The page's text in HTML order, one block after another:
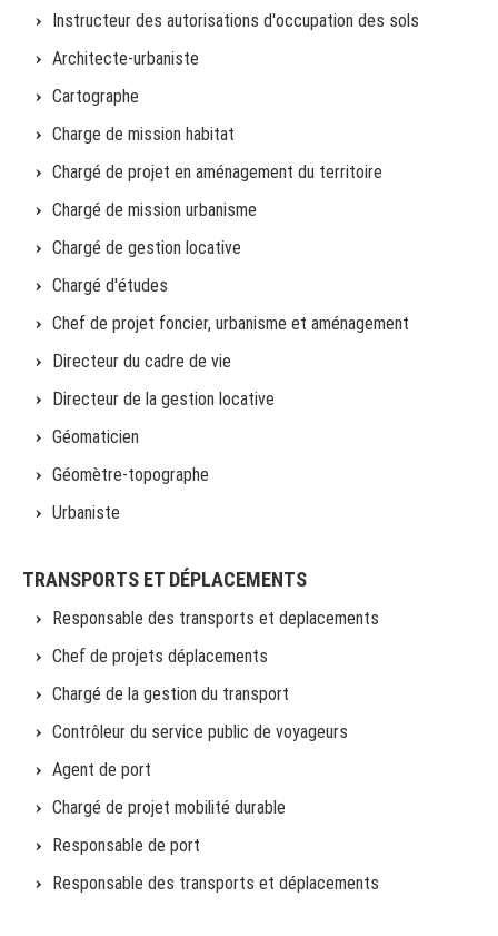
Instructeur des autorisations d'occupation des sols
Architecte-urbaniste
Cartographe
Charge de mission habitat
Chargé de projet en aménagement du territoire
Chargé de mission urbanisme
Chargé de gestion locative
Chargé d'études
Chef de projet foncier, urbanisme et aménagement
Directeur du cadre de vie
Directeur de la gestion locative
Géomaticien
Géomètre-topographe
Urbaniste
TRANSPORTS ET DÉPLACEMENTS
Responsable des transports et deplacements
Chef de projets déplacements
Chargé de la gestion du transport
Contrôleur du service public de voyageurs
Agent de port
Chargé de projet mobilité durable
Responsable de port
Responsable des transports et déplacements